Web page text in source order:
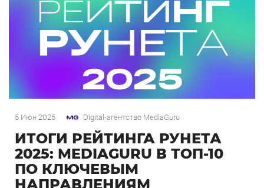
5 Июн 2025 Digital-агентство MediaGuru
ИТОГИ РЕЙТИНГА РУНЕТА
2025: MEDIAGURU В ТОП-10
ПО КЛЮЧЕВЫМ
НАПРАВЛЕНИЯМ